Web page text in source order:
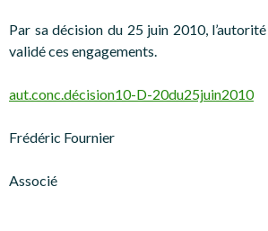
Par sa décision du 25 juin 2010,
validé ces engagements.
aut.conc.décision10-D-20du25juin2010
Frédéric Fournier
Associé